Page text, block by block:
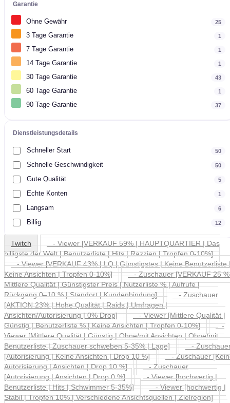
Garantie
Ohne Gewähr 25
3 Tage Garantie 1
7 Tage Garantie 1
14 Tage Garantie 1
30 Tage Garantie 43
60 Tage Garantie 1
90 Tage Garantie 37
Dienstleistungsdetails
Schneller Start 50
Schnelle Geschwindigkeit 50
Gute Qualität 5
Echte Konten 1
Langsam 6
Billig 12
Twitch
- Viewer [VERKAUF 59% | HAUPTQUARTIER | Das
billigste der Welt | Benutzerliste | Hits | Razzien | Tropfen 0-10%]
- Viewer [VERKAUF 43% | LQ | Günstigstes | Keine Benutzerliste
Keine Ansichten | Tropfen 0-10%]
- Zuschauer [VERKAUF 25
Mittlere Qualität | Günstigster Preis | Nutzerliste % | Aufrufe |
Rückgang 0–10 % | Standort | Kundenbindung]
- Zuschauer
[AKTION 23% | Hohe Qualität | Raids | Umfragen |
Ansichten/Autorisierung | 0% Drop]
- Viewer [Mittlere Qualität |
Günstig | Benutzerliste % | Keine Ansichten | Tropfen 0-10%]
-
Viewer [Mittlere Qualität | Günstig | Ohne/mit Ansichten | Ohne/mit
Benutzerliste | Zuschauer schweben 5-35% | Lage]
-
[Autorisierung | Keine Ansichten | Drop 10 %]
- Zuschauer
Autorisierung | Ansichten | Drop 10 %]
- Zuschauer
[Autorisierung | Ansichten | Drop 0 %]
- Viewer [hochwertig |
Benutzerliste | Hits | Schwimmer 5-35%]
- Viewer [hochwertig |
Stabil | Tropfen 10% | Verschiedene Ansichtsquellen | Zielregion]